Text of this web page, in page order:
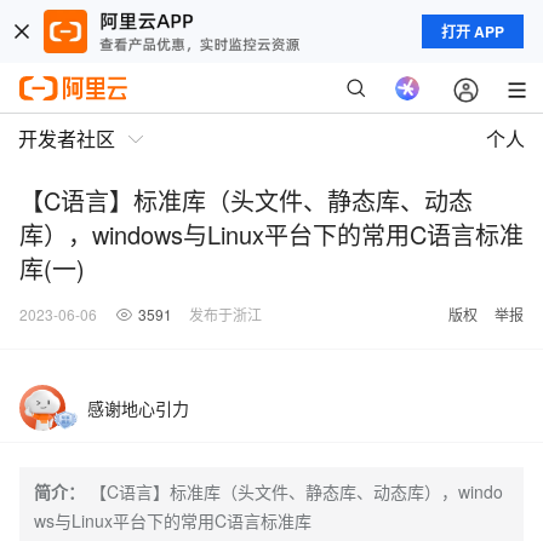
打开 APP
开发者社区 个人
【C语言】标准库（头文件、静态库、动态
库），windows与Linux平台下的常用C语言标准
库(一)
2023-06-06 3591 发布于浙江 版权 举报
感谢地心引力
简介：
【C语言】标准库（头文件、静态库、动态库），windo
ws与Linux平台下的常用C语言标准库